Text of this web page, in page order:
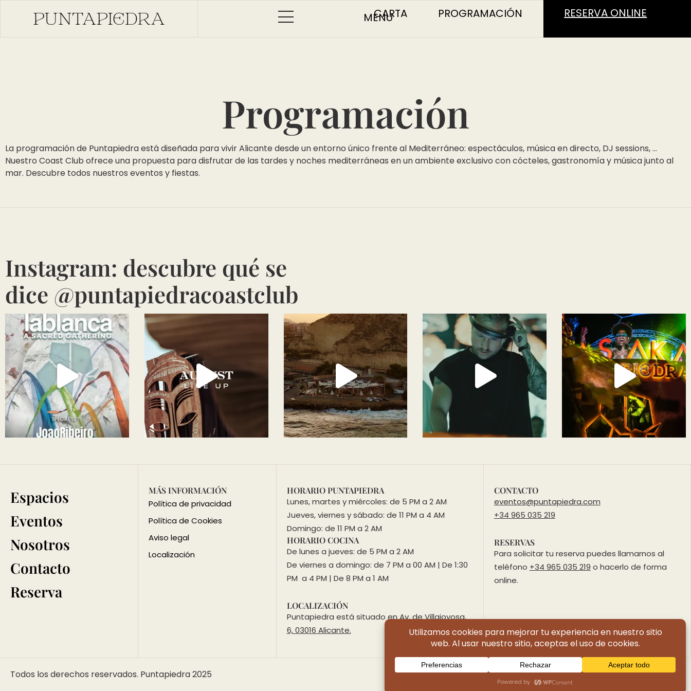
CARTA PROGRAMACIÓN RESERVA ONLINE
Programación
La programación de Puntapiedra está diseñada para vivir Alicante desde un entorno único frente al Mediterráneo: espectáculos, música en directo, DJ sessions, ...
Nuestro Coast Club ofrece una propuesta para disfrutar de las tardes y noches mediterráneas en un ambiente exclusivo con cócteles, gastronomía y música junto al
mar. Descubre todos nuestros eventos y fiestas.
Instagram: descubre qué se
dice @puntapiedracoastclub
Espacios
Eventos
Nosotros
Contacto
Reserva
MÁS INFORMACIÓN
Política de privacidad
Política de Cookies
Aviso legal
Localización
HORARIO PUNTAPIEDRA
Lunes, martes y miércoles: de 5 PM a 2 AM
Jueves, viernes y sábado: de 11 PM a 4 AM
Domingo: de 11 PM a 2 AM
HORARIO COCINA
De lunes a jueves: de 5 PM a 2 AM
De viernes a domingo: de 7 PM a 00 AM | De 1:30
PM a 4 PM | De 8 PM a 1 AM
LOCALIZACIÓN
Puntapiedra está situado enAv. de Villajoyosa,
6, 03016 Alicante.
CONTACTO
eventos@puntapiedra.com
+34 965 035 219
RESERVAS
Para solicitar tu reserva puedes llamarnos al
teléfono +34 965 035 219 o hacerlo de forma
online.
Todos los derechos reservados. Puntapiedra 2025